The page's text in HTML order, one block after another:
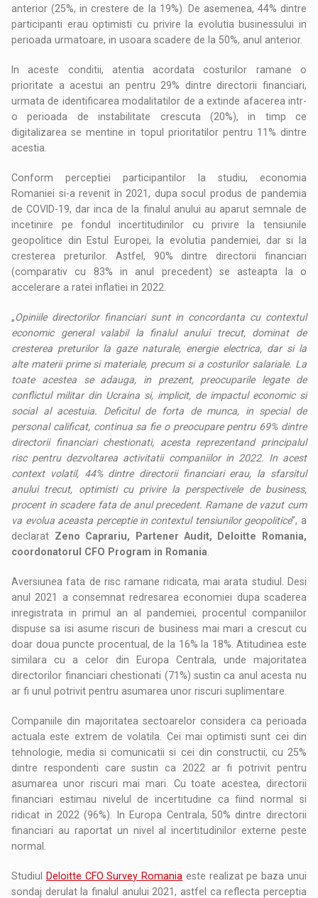
anterior (25%, in crestere de la 19%). De asemenea, 44% dintre
participanti erau optimisti cu privire la evolutia businessului in
perioada urmatoare, in usoara scadere de la 50%, anul anterior.
In aceste conditii, atentia acordata costurilor ramane o
prioritate a acestui an pentru 29% dintre directorii financiari,
urmata de identificarea modalitatilor de a extinde afacerea intr-
o perioada de instabilitate crescuta (20%), in timp ce
digitalizarea se mentine in topul prioritatilor pentru 11% dintre
acestia.
Conform perceptiei participantilor la studiu, economia
Romaniei si-a revenit in 2021, dupa socul produs de pandemia
de COVID-19, dar inca de la finalul anului au aparut semnale de
incetinire pe fondul incertitudinilor cu privire la tensiunile
geopolitice din Estul Europei, la evolutia pandemiei, dar si la
cresterea preturilor. Astfel, 90% dintre directorii financiari
(comparativ cu 83% in anul precedent) se asteapta la o
accelerare a ratei inflatiei in 2022.
„Opiniile directorilor financiari sunt in concordanta cu contextul
economic general valabil la finalul anului trecut, dominat de
cresterea preturilor la gaze naturale, energie electrica, dar si la
alte materii prime si materiale, precum si a costurilor salariale. La
toate acestea se adauga, in prezent, preocuparile legate de
conflictul militar din Ucraina si, implicit, de impactul economic si
social al acestuia. Deficitul de forta de munca, in special de
personal calificat, continua sa fie o preocupare pentru 69% dintre
directorii financiari chestionati, acesta reprezentand principalul
risc pentru dezvoltarea activitatii companiilor in 2022. In acest
context volatil, 44% dintre directorii financiari erau, la sfarsitul
anului trecut, optimisti cu privire la perspectivele de business,
procent in scadere fata de anul precedent. Ramane de vazut cum
va evolua aceasta perceptie in contextul tensiunilor geopolitice”, a
declarat Zeno Caprariu, Partener Audit, Deloitte Romania,
coordonatorul CFO Program in Romania
Aversiunea fata de risc ramane ridicata, mai arata studiul. Desi
anul 2021 a consemnat redresarea economiei dupa scaderea
inregistrata in primul an al pandemiei, procentul companiilor
dispuse sa isi asume riscuri de business mai mari a crescut cu
doar doua puncte procentual, de la 16% la 18%. Atitudinea este
similara cu a celor din Europa Centrala, unde majoritatea
directorilor financiari chestionati (71%) sustin ca anul acesta nu
ar fi unul potrivit pentru asumarea unor riscuri suplimentare.
Companiile din majoritatea sectoarelor considera ca perioada
actuala este extrem de volatila. Cei mai optimisti sunt cei din
tehnologie, media si comunicatii si cei din constructii, cu 25%
dintre respondenti care sustin ca 2022 ar fi potrivit pentru
asumarea unor riscuri mai mari. Cu toate acestea, directorii
financiari estimau nivelul de incertitudine ca fiind normal si
ridicat in 2022 (96%). In Europa Centrala, 50% dintre directorii
financiari au raportat un nivel al incertitudinilor externe peste
normal.
Studiul Deloitte CFO Survey Romania este realizat pe baza unui
sondaj derulat la finalul anului 2021, astfel ca reflecta perceptia